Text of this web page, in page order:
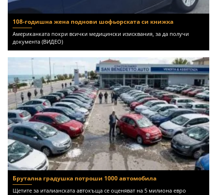
108-годишна жена поднови шофьорската си книжка
Американката покри всички медицински изисквания, за да получи
документа (ВИДЕО)
Брутална градушка потроши 1000 автомобила
Щетите за италианската автокъща се оценяват на 5 милиона евро